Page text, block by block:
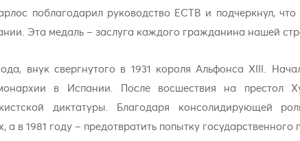
поблагодарил руководство ЕСТВ и подчеркнул, что
Эта медаль – заслуга каждого гражданина нашей
внук свергнутого в 1931 короля Альфонса XIII.
в Испании. После восшествия на престол
диктатуры. Благодаря консолидирующей
в 1981 году – предотвратить попытку государственного